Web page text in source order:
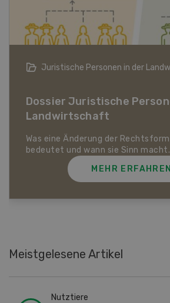
Bio-Artikel
Dossier Bio-Artikel
MEHR ERFAHREN
Meistgelesene Artikel
Nutztiere